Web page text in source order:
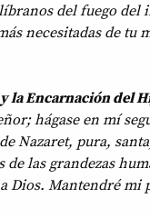
del fuego
necesitadas de tu
la Encarnación del
hágase en mí
Nazaret, pura,
de las grandezas
Dios. Mantendré mi